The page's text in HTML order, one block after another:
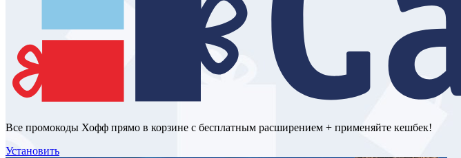
Все промокоды Хофф прямо в корзине с бесплатным расширением + применяйте кешбек!
Установить